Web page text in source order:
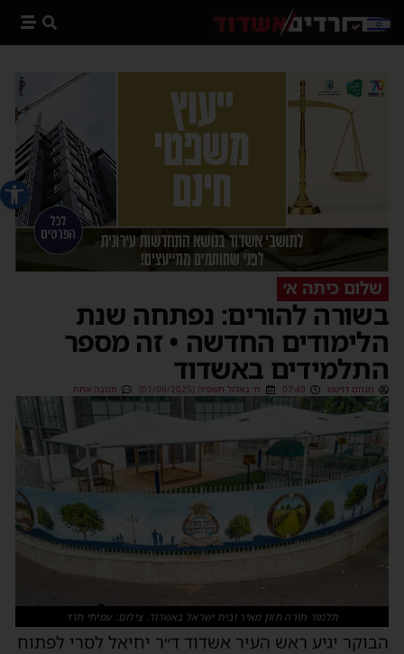
פתח
שלום כיתה א׳
בשורה להורים: נפתחה שנת
הלימודים החדשה • זה מספר
התלמידים באשדוד
מנחם דויטש 07:49 ח׳ באלול תשפ״ה (01/09/2025) תגובה אחת
תלמוד תורה חזון מאיר ובית ישראל באשדוד. צילום: עמיחי חדד
הבוקר יגיע ראש העיר אשדוד ד״ר יחיאל לסרי לפתוח